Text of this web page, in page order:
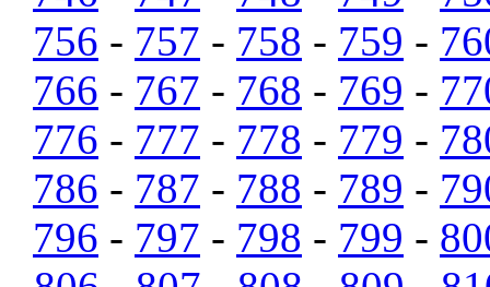
756 - 757 - 758 - 759 -
766 - 767 - 768 - 769 -
776 - 777 - 778 - 779 -
786 - 787 - 788 - 789 -
796 - 797 - 798 - 799 -